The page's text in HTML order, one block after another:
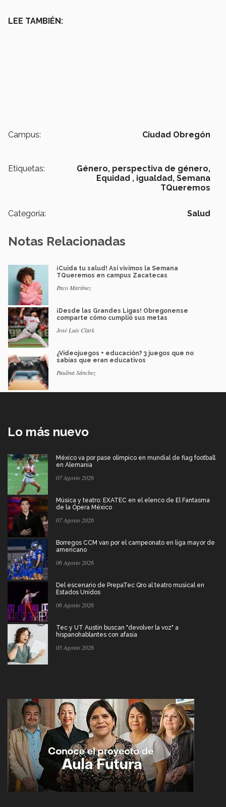
LEE TAMBIÉN:
Campus: Ciudad Obregón
Etiquetas: Género, perspectiva de género,
Equidad , igualdad, Semana
TQueremos
Categoría: Salud
Notas Relacionadas
¡Cuida tu salud! Así vivimos la Semana
TQueremos en campus Zacatecas
Paco Martínez
¡Desde las Grandes Ligas! Obregonense
comparte cómo cumplió sus metas
José Luis Clark
¿Videojuegos + educación? 3 juegos que no
sabías que eran educativos
Paulina Sánchez
Lo más nuevo
México va por pase olímpico en mundial de flag football
en Alemania
07 Agosto 2026
Música y teatro: EXATEC en el elenco de El Fantasma
de la Ópera México
07 Agosto 2026
Borregos CCM van por el campeonato en liga mayor de
americano
06 Agosto 2026
Del escenario de PrepaTec Qro al teatro musical en
Estados Unidos
06 Agosto 2026
Tec y UT Austin buscan "devolver la voz" a
hispanohablantes con afasia
05 Agosto 2026